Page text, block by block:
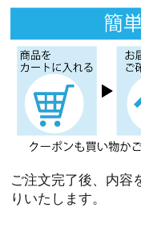
ご注文完了後、内容
りいたします。